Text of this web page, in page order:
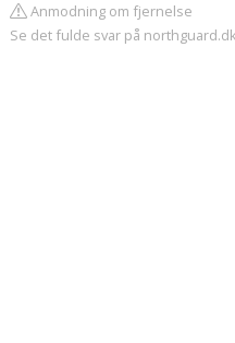
Anmodning om fjernelse
Se det fulde svar på northguard.dk